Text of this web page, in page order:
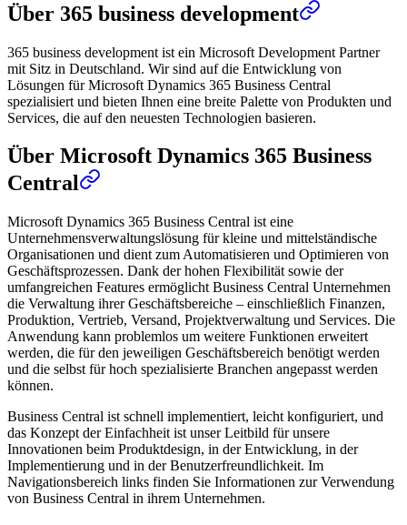
Über 365 business development
365 business development ist ein Microsoft Development Partner
mit Sitz in Deutschland. Wir sind auf die Entwicklung von
Lösungen für Microsoft Dynamics 365 Business Central
spezialisiert und bieten Ihnen eine breite Palette von Produkten und
Services, die auf den neuesten Technologien basieren.
Über Microsoft Dynamics 365 Business
Central
Microsoft Dynamics 365 Business Central ist eine
Unternehmensverwaltungslösung für kleine und mittelständische
Organisationen und dient zum Automatisieren und Optimieren von
Geschäftsprozessen. Dank der hohen Flexibilität sowie der
umfangreichen Features ermöglicht Business Central Unternehmen
die Verwaltung ihrer Geschäftsbereiche – einschließlich Finanzen,
Produktion, Vertrieb, Versand, Projektverwaltung und Services. Die
Anwendung kann problemlos um weitere Funktionen erweitert
werden, die für den jeweiligen Geschäftsbereich benötigt werden
und die selbst für hoch spezialisierte Branchen angepasst werden
können.
Business Central ist schnell implementiert, leicht konfiguriert, und
das Konzept der Einfachheit ist unser Leitbild für unsere
Innovationen beim Produktdesign, in der Entwicklung, in der
Implementierung und in der Benutzerfreundlichkeit. Im
Navigationsbereich links finden Sie Informationen zur Verwendung
von Business Central in ihrem Unternehmen.